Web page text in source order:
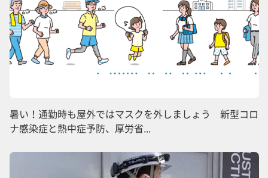
暑い！通勤時も屋外ではマスクを外しましょう 新型コロ
ナ感染症と熱中症予防、厚労省...